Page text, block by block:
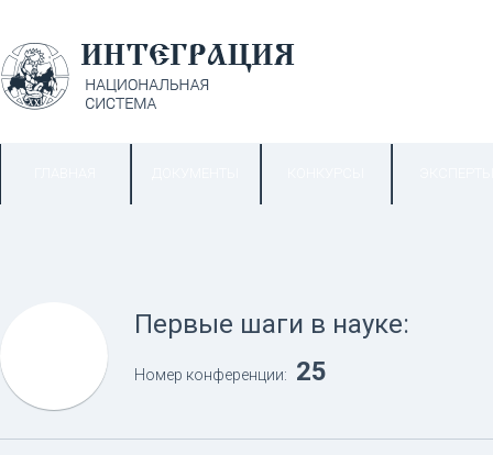
Первые шаги в науке:
Номер конференции: 25